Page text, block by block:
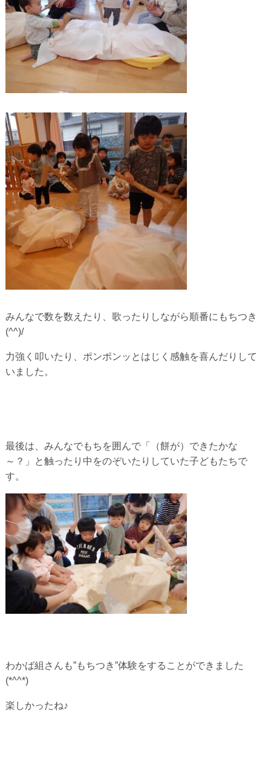
みんなで数を数えたり、歌ったりしながら順番にもちつき
(^^)/
力強く叩いたり、ポンポンッとはじく感触を喜んだりして
いました。
最後は、みんなでもちを囲んで「（餅が）できたかな
～？」と触ったり中をのぞいたりしていた子どもたちで
す。
わかば組さんも”もちつき”体験をすることができました
(*^^*)
楽しかったね♪